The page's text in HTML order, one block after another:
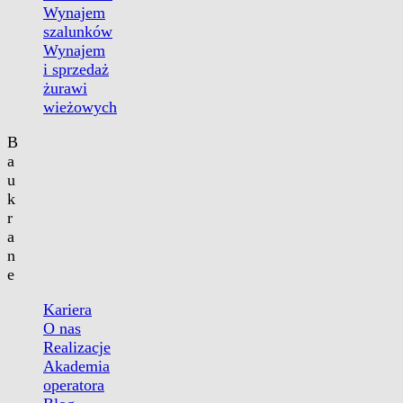
Wynajem
szalunków
Wynajem
i sprzedaż
żurawi
wieżowych
B
a
u
k
r
a
n
e
Kariera
O nas
Realizacje
Akademia
operatora